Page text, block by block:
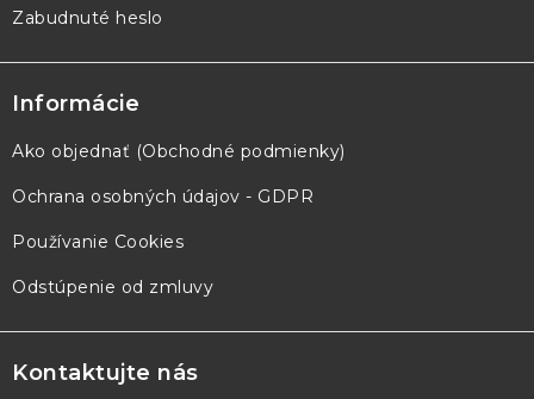
Zabudnuté heslo
Informácie
Ako objednať (Obchodné podmienky)
Ochrana osobných údajov - GDPR
Používanie Cookies
Odstúpenie od zmluvy
Kontaktujte nás